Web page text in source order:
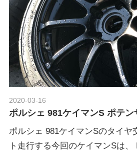
2020-03-16
ポルシェ 981ケイマンS ポテン
ポルシェ 981ケイマンSのタイヤ
ト走行する今回のケイマンSは